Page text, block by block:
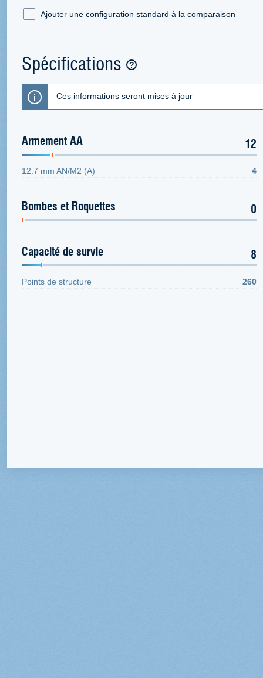
Ajouter une configuration standard à la comparaison
Spécifications
Ces informations seront mises à jour
Armement AA 12
12.7 mm AN/M2 (A) 4
Bombes et Roquettes 0
Capacité de survie 8
Points de structure 260